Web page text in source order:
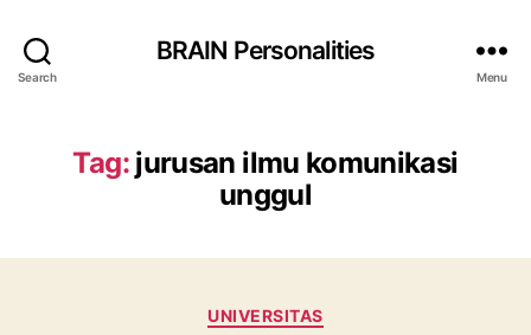
Search
BRAIN Personalities
Menu
Tag: jurusan ilmu komunikasi
unggul
Categories
UNIVERSITAS